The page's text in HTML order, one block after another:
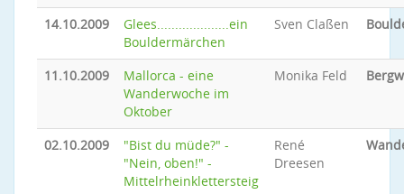
14.10.2009
Glees....................ein
Bouldermärchen
Sven Claßen
11.10.2009
Mallorca - eine
Wanderwoche im
Oktober
Monika Feld
02.10.2009
"Bist du müde?" -
"Nein, oben!" -
Mittelrheinklettersteig
René
Dreesen